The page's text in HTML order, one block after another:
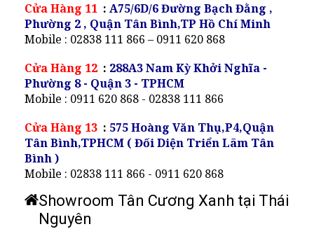
Cửa Hàng 11 : A75/6D/6 Đường Bạch Đằng ,
Phường 2 , Quận Tân Bình,TP Hồ Chí Minh
Mobile : 02838 111 866 – 0911 620 868
Cửa Hàng 12 : 288A3 Nam Kỳ Khởi Nghĩa -
Phường 8 - Quận 3 - TPHCM
Mobile : 0911 620 868 - 02838 111 866
Cửa Hàng 13 : 575 Hoàng Văn Thụ,P4,Quận
Tân Bình,TPHCM ( Đối Diện Triển Lãm Tân
Bình )
Mobile : 02838 111 866 - 0911 620 868
Showroom Tân Cương Xanh tại Thái
Nguyên